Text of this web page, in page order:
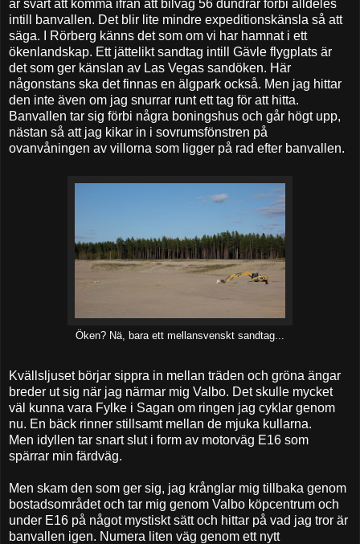
är svårt att komma ifrån att bilväg 56 dundrar förbi alldeles
intill banvallen. Det blir lite mindre expeditionskänsla så att
säga. I Rörberg känns det som om vi har hamnat i ett
ökenlandskap. Ett jättelikt sandtag intill Gävle flygplats är
det som ger känslan av Las Vegas sandöken. Här
någonstans ska det finnas en älgpark också. Men jag hittar
den inte även om jag snurrar runt ett tag för att hitta.
Banvallen tar sig förbi några boningshus och går högt upp,
nästan så att jag kikar in i sovrumsfönstren på
ovanvåningen av villorna som ligger på rad efter banvallen.
Öken? Nä, bara ett mellansvenskt sandtag...
Kvällsljuset börjar sippra in mellan träden och gröna ängar
breder ut sig när jag närmar mig Valbo. Det skulle mycket
väl kunna vara Fylke i Sagan om ringen jag cyklar genom
nu. En bäck rinner stillsamt mellan de mjuka kullarna.
Men idyllen tar snart slut i form av motorväg E16 som
spärrar min färdväg.
Men skam den som ger sig, jag krånglar mig tillbaka genom
bostadsområdet och tar mig genom Valbo köpcentrum och
under E16 på något mystiskt sätt och hittar på vad jag tror är
banvallen igen. Numera liten väg genom ett nytt